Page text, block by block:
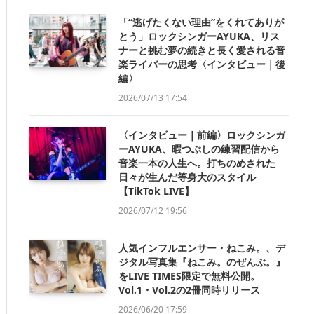
「“逃げたくない理由”をくれてありが
とう」ロックシンガーAYUKA、リス
ナーと挑む夢の続きと長く愛される音
楽ライバーの思考〈インタビュー｜後
編〉
2026/07/13 17:54
〈インタビュー｜前編〉ロックシンガ
ーAYUKA、暇つぶしの練習配信から
音楽一本の人生へ。打ちのめされた
日々が生んだ等身大のスタイル
【TikTok LIVE】
2026/07/12 19:56
人気インフルエンサー・ねこみ。、デ
ジタル写真集『ねこみ。のぜんぶ。』
をLIVE TIMES限定で無料公開。
Vol.1・Vol.2の2冊同時リリース
2026/06/20 17:59